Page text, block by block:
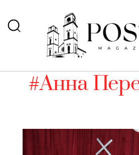
#Анна